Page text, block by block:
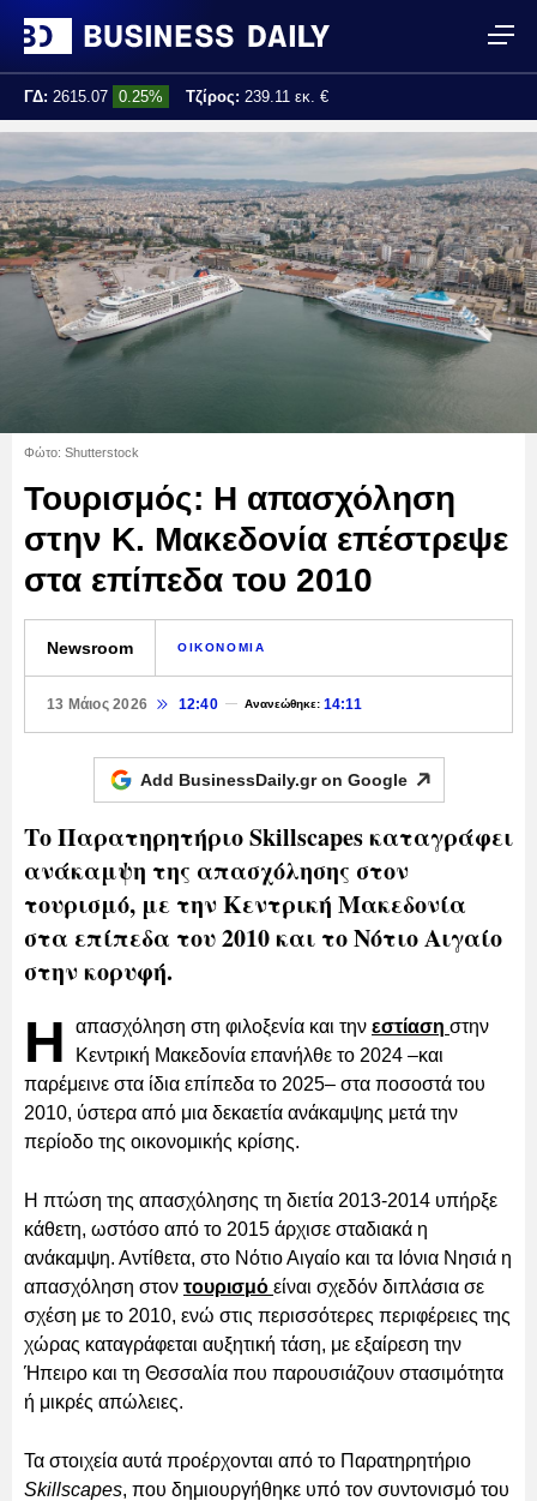
ΓΔ: 2615.07 0.25% Τζίρος: 239.11 εκ. €
Τελ. ενημέρωση:
Φώτο: Shutterstock
Τουρισμός: Η απασχόληση
στην Κ. Μακεδονία επέστρεψε
στα επίπεδα του 2010
Newsroom ΟΙΚΟΝΟΜΙΑ
13 Μάιος 2026 12:40 Ανανεώθηκε:14:11
Add BusinessDaily.gr on Google
Το Παρατηρητήριο Skillscapes καταγράφει
ανάκαμψη της απασχόλησης στον
τουρισμό, με την Κεντρική Μακεδονία
στα επίπεδα του 2010 και το Νότιο Αιγαίο
στην κορυφή.
Η απασχόληση στη φιλοξενία και την εστίαση στην
Κεντρική Μακεδονία επανήλθε το 2024 –και
παρέμεινε στα ίδια επίπεδα το 2025– στα ποσοστά του
2010, ύστερα από μια δεκαετία ανάκαμψης μετά την
περίοδο της οικονομικής κρίσης.
Η πτώση της απασχόλησης τη διετία 2013-2014 υπήρξε
κάθετη, ωστόσο από το 2015 άρχισε σταδιακά η
ανάκαμψη. Αντίθετα, στο Νότιο Αιγαίο και τα Ιόνια Νησιά η
απασχόληση στον τουρισμό είναι σχεδόν διπλάσια σε
σχέση με το 2010, ενώ στις περισσότερες περιφέρειες της
χώρας καταγράφεται αυξητική τάση, με εξαίρεση την
Ήπειρο και τη Θεσσαλία που παρουσιάζουν στασιμότητα
ή μικρές απώλειες.
Τα στοιχεία αυτά προέρχονται από το Παρατηρητήριο
Skillscapes, που δημιουργήθηκε υπό τον συντονισμό του